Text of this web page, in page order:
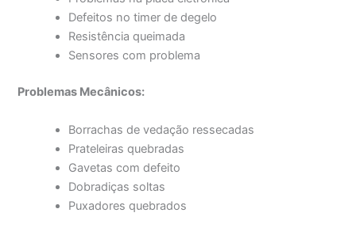
Defeitos no timer de degelo
Resistência queimada
Sensores com problema
Problemas Mecânicos:
Borrachas de vedação ressecadas
Prateleiras quebradas
Gavetas com defeito
Dobradiças soltas
Puxadores quebrados